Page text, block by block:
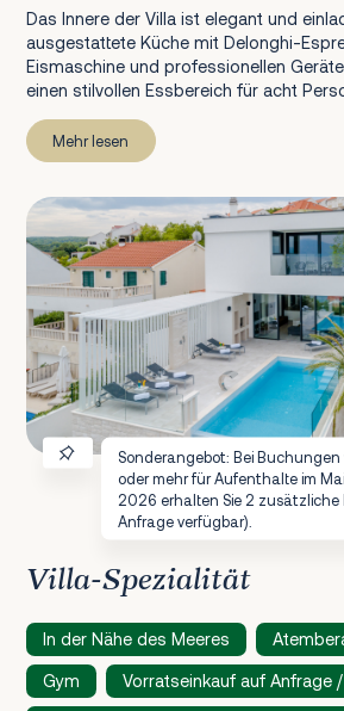
Das Innere der Villa ist elegant und
ausgestattete Küche mit Delonghi-
Eismaschine und professionellen
einen stilvollen Essbereich für acht
Mehr lesen
Sonderangebot: Bei
oder mehr für Aufenthalte im
2026 erhalten Sie 2
Anfrage verfügbar).
Villa-Spezialität
In der Nähe des Meeres
Gym Vorratseinkauf auf Anfrage